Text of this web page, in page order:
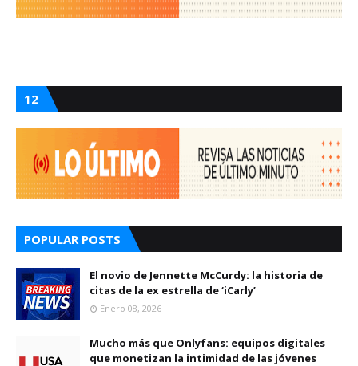
12
POPULAR POSTS
El novio de Jennette McCurdy: la historia de
citas de la ex estrella de ‘iCarly’
Enero 08, 2026
Mucho más que Onlyfans: equipos digitales
que monetizan la intimidad de las jóvenes